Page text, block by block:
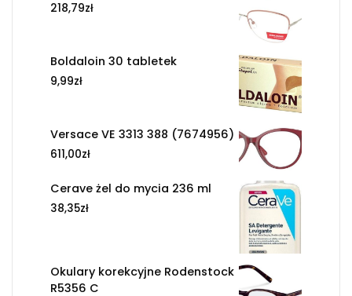
218,79zł
Boldaloin 30 tabletek
9,99zł
Versace VE 3313 388 (7674956)
611,00zł
Cerave żel do mycia 236 ml
38,35zł
Okulary korekcyjne Rodenstock
R5356 C